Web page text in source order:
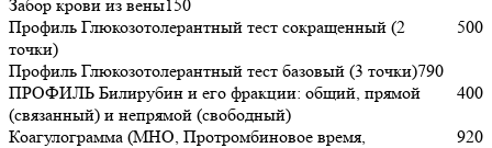
Забор крови из вены150
Профиль Глюкозотолерантный тест сокращенный (2
точки)
500
Профиль Глюкозотолерантный тест базовый (3 точки)790
ПРОФИЛЬ Билирубин и его фракции: общий, прямой
(связанный) и непрямой (свободный)
400
Коагулограмма (МНО, Протромбиновое время,
920